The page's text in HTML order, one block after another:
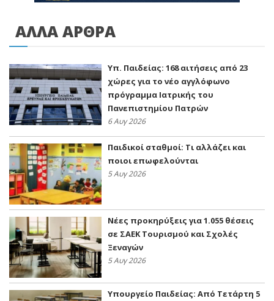
ΑΛΛΑ ΑΡΘΡΑ
Υπ. Παιδείας: 168 αιτήσεις από 23
χώρες για το νέο αγγλόφωνο
πρόγραμμα Ιατρικής του
Πανεπιστημίου Πατρών
6 Αυγ 2026
Παιδικοί σταθμοί: Τι αλλάζει και
ποιοι επωφελούνται
5 Αυγ 2026
Νέες προκηρύξεις για 1.055 θέσεις
σε ΣΑΕΚ Τουρισμού και Σχολές
Ξεναγών
5 Αυγ 2026
Υπουργείο Παιδείας: Από Τετάρτη 5